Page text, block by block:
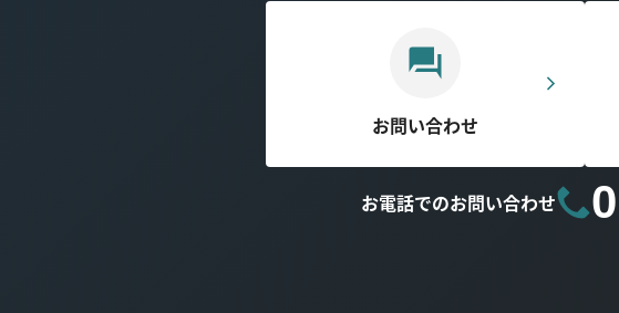
お問い合わせ
お電話でのお問い合わせ